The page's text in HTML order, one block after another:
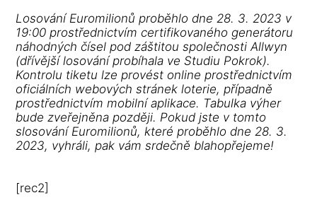
Losování Euromilionů proběhlo dne 28. 3. 2023 v
19:00 prostřednictvím certifikovaného generátoru
náhodných čísel pod záštitou společnosti Allwyn
(dřívější losování probíhala ve Studiu Pokrok).
Kontrolu tiketu lze provést online prostřednictvím
oficiálních webových stránek loterie, případně
prostřednictvím mobilní aplikace. Tabulka výher
bude zveřejněna později. Pokud jste v tomto
slosování Euromilionů, které proběhlo dne 28. 3.
2023, vyhráli, pak vám srdečně blahopřejeme!
[rec2]